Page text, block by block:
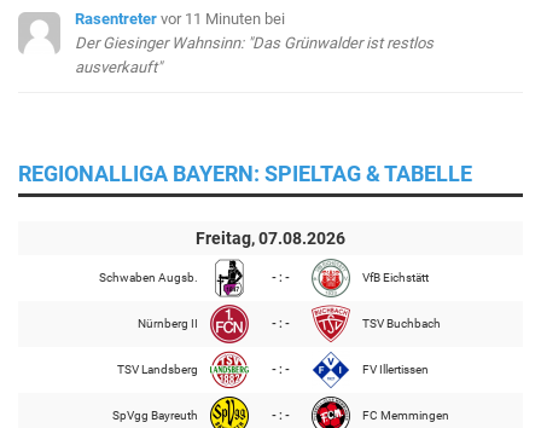
Rasentreter vor 11 Minuten bei
Der Giesinger Wahnsinn: "Das Grünwalder ist restlos
ausverkauft"
REGIONALLIGA BAYERN: SPIELTAG & TABELLE
Freitag, 07.08.2026
Schwaben Augsb. - : - VfB Eichstätt
Nürnberg II - : - TSV Buchbach
TSV Landsberg - : - FV Illertissen
SpVgg Bayreuth - : - FC Memmingen